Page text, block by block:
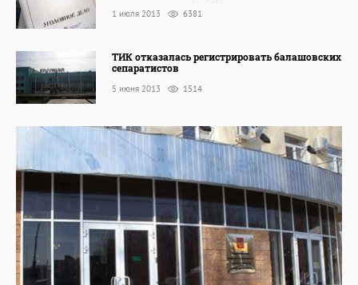
1 июля 2013 6381
ТИК отказалась регистрировать балашовских
сепаратистов
5 июня 2013 1514